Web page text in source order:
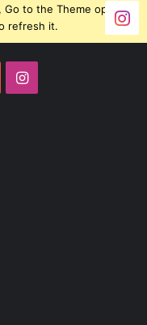
Go to the Theme options
refresh it.
YouTubeInstagram